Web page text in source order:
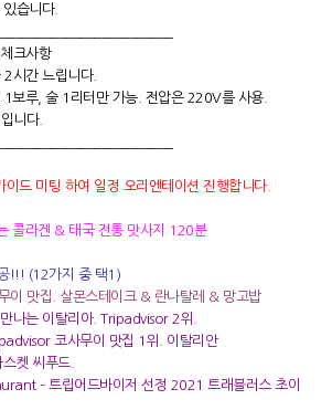
습니다.
크사항
시간 느립니다.
보루, 술 1리터만 가능. 전압은 220V를 사용.
니다.
드 미팅 하여 일정 오리엔테이션 진행합니다.
콜라겐 & 태국 전통 맛사지 120분
!!! (12가지 중 택1)
이 맛집. 살몬스테이크 & 란나탈레 & 망고밥
나는 이탈리아. Tripadvisor 2위.
코사무이 맛집 1위. 이탈리안
켓 씨푸드.
– 트립어드바이저 선정 2021 트래블러스 초이